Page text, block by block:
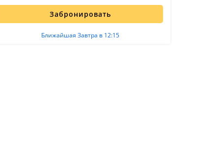
Забронировать
Ближайшая Завтра в 12:15